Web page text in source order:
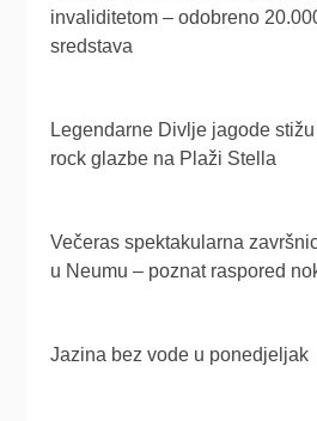
invaliditetom – odobreno
sredstava
Legendarne Divlje jagode
rock glazbe na Plaži Stella
Večeras spektakularna
u Neumu – poznat raspored
Jazina bez vode u ponedjeljak